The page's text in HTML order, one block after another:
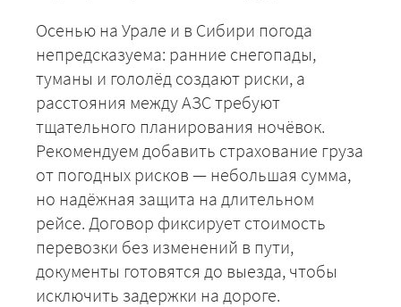
Осенью на Урале и в Сибири погода
непредсказуема: ранние снегопады,
туманы и гололёд создают риски, а
расстояния между АЗС требуют
тщательного планирования ночёвок.
Рекомендуем добавить страхование груза
от погодных рисков — небольшая сумма,
но надёжная защита на длительном
рейсе. Договор фиксирует стоимость
перевозки без изменений в пути,
документы готовятся до выезда, чтобы
исключить задержки на дороге.